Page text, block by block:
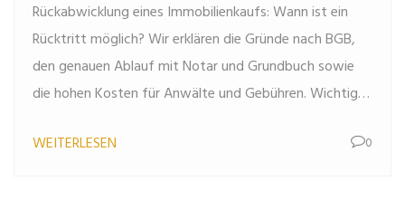
Rückabwicklung eines Immobilienkaufs: Wann ist ein
Rücktritt möglich? Wir erklären die Gründe nach BGB,
den genauen Ablauf mit Notar und Grundbuch sowie
die hohen Kosten für Anwälte und Gebühren. Wichtige
WEITERLESEN
0